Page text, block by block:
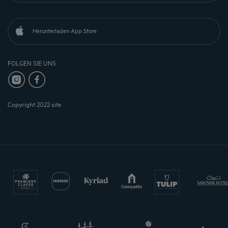
Herunterladen App Store
FOLGEN SIE UNS
Copyright 2022 site